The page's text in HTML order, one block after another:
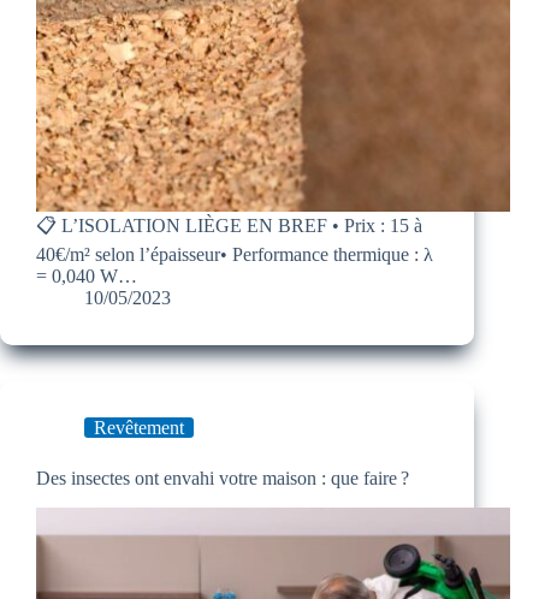
📋 L’ISOLATION LIÈGE EN BREF • Prix : 15 à
40€/m² selon l’épaisseur• Performance thermique : λ
= 0,040 W…
10/05/2023
Revêtement
Des insectes ont envahi votre maison : que faire ?